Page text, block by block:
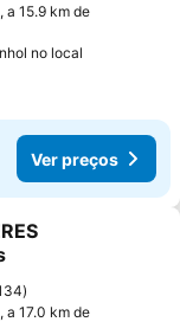
a 15.9 km de
no local
Ver preços
favoritos
a 17.0 km de